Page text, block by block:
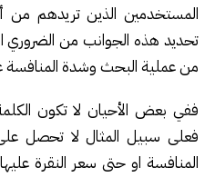
المستخدمين الذين تريدهم من
تحديد هذه الجوانب من الضروري
من عملية البحث وشدة المنافسة
ففي بعض الأحيان لا تكون
فعلى سبيل المثال لا تحصل
المنافسة او حتى سعر النقرة